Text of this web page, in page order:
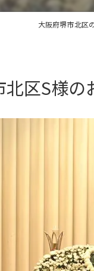
大阪府堺市北区
北区S様の